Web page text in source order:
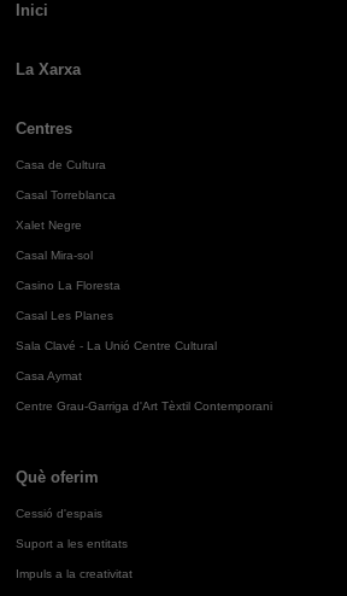
Inici
La Xarxa
Centres
Casa de Cultura
Casal Torreblanca
Xalet Negre
Casal Mira-sol
Casino La Floresta
Casal Les Planes
Sala Clavé - La Unió Centre Cultural
Casa Aymat
Centre Grau-Garriga d'Art Tèxtil Contemporani
Què oferim
Cessió d'espais
Suport a les entitats
Impuls a la creativitat